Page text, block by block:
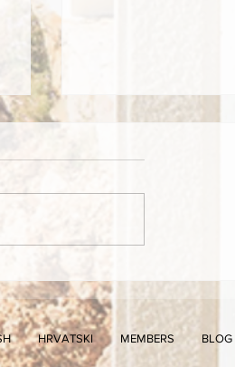
Stonska torta
HRVATSKI MEMBERS BLOG